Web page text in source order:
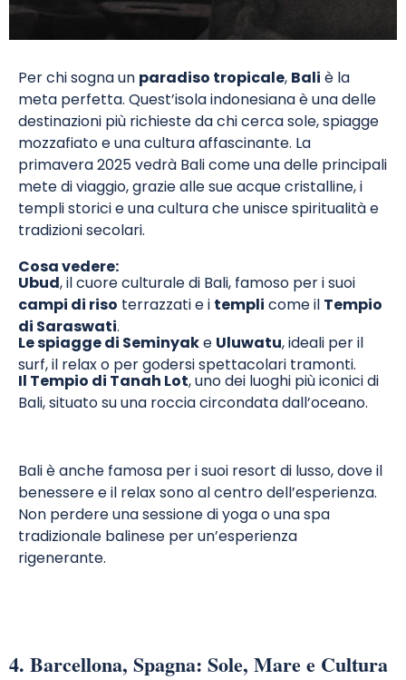
Per chi sogna un paradiso tropicale, Bali è la
meta perfetta. Quest’isola indonesiana è una delle
destinazioni più richieste da chi cerca sole, spiagge
mozzafiato e una cultura affascinante. La
primavera 2025 vedrà Bali come una delle principali
mete di viaggio, grazie alle sue acque cristalline, i
templi storici e una cultura che unisce spiritualità e
tradizioni secolari.
Cosa vedere:
Ubud, il cuore culturale di Bali, famoso per i suoi
campi di riso terrazzati e i templi come il Tempio
di Saraswati.
Le spiagge di Seminyake Uluwatu, ideali per il
surf, il relax o per godersi spettacolari tramonti.
Il Tempio di Tanah Lot, uno dei luoghi più iconici di
Bali, situato su una roccia circondata dall’oceano.
Bali è anche famosa per i suoi resort di lusso, dove il
benessere e il relax sono al centro dell’esperienza.
Non perdere una sessione di yoga o una spa
tradizionale balinese per un’esperienza
rigenerante.
4. Barcellona, Spagna: Sole, Mare e Cultura